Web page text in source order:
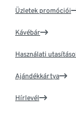
Üzletek promóciói
Kávébár
Használati
Ajándékkártya
Hírlevél